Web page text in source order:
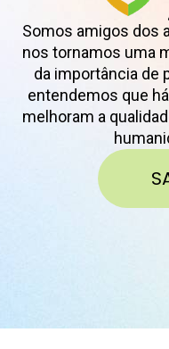
Somos amigos dos
nos tornamos uma
da importância de
entendemos que
melhoram a